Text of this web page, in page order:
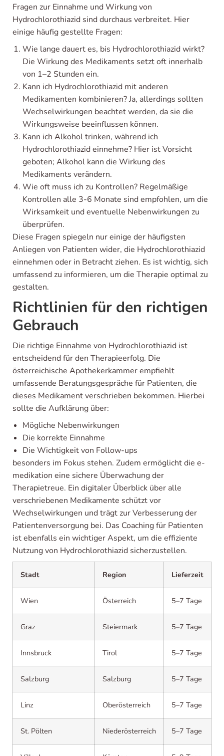
Fragen zur Einnahme und Wirkung von
Hydrochlorothiazid sind durchaus verbreitet. Hier
einige häufig gestellte Fragen:
Wie lange dauert es, bis Hydrochlorothiazid wirkt?
Die Wirkung des Medikaments setzt oft innerhalb
von 1–2 Stunden ein.
Kann ich Hydrochlorothiazid mit anderen
Medikamenten kombinieren? Ja, allerdings sollten
Wechselwirkungen beachtet werden, da sie die
Wirkungsweise beeinflussen können.
Kann ich Alkohol trinken, während ich
Hydrochlorothiazid einnehme? Hier ist Vorsicht
geboten; Alkohol kann die Wirkung des
Medikaments verändern.
Wie oft muss ich zu Kontrollen? Regelmäßige
Kontrollen alle 3-6 Monate sind empfohlen, um die
Wirksamkeit und eventuelle Nebenwirkungen zu
überprüfen.
Diese Fragen spiegeln nur einige der häufigsten
Anliegen von Patienten wider, die Hydrochlorothiazid
einnehmen oder in Betracht ziehen. Es ist wichtig, sich
umfassend zu informieren, um die Therapie optimal zu
gestalten.
Richtlinien für den richtigen
Gebrauch
Die richtige Einnahme von Hydrochlorothiazid ist
entscheidend für den Therapieerfolg. Die
österreichische Apothekerkammer empfiehlt
umfassende Beratungsgespräche für Patienten, die
dieses Medikament verschrieben bekommen. Hierbei
sollte die Aufklärung über:
Mögliche Nebenwirkungen
Die korrekte Einnahme
Die Wichtigkeit von Follow-ups
besonders im Fokus stehen. Zudem ermöglicht die e-
medikation eine sichere Überwachung der
Therapietreue. Ein digitaler Überblick über alle
verschriebenen Medikamente schützt vor
Wechselwirkungen und trägt zur Verbesserung der
Patientenversorgung bei. Das Coaching für Patienten
ist ebenfalls ein wichtiger Aspekt, um die effiziente
Nutzung von Hydrochlorothiazid sicherzustellen.
Stadt Region Lieferzeit
Wien Österreich 5–7 Tage
Graz Steiermark 5–7 Tage
Innsbruck Tirol 5–7 Tage
Salzburg Salzburg 5–7 Tage
Linz Oberösterreich 5–7 Tage
St. Pölten Niederösterreich 5–7 Tage